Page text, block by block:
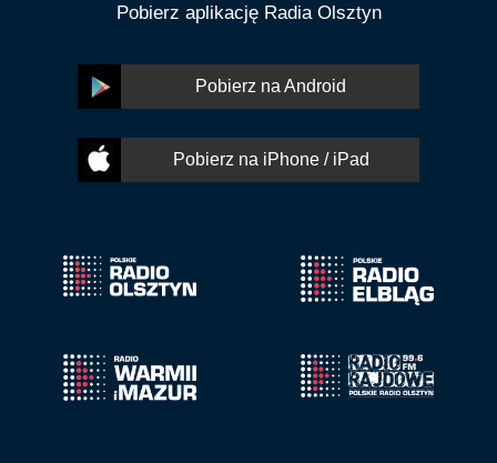
Pobierz aplikację Radia Olsztyn
Pobierz na Android
Pobierz na iPhone / iPad